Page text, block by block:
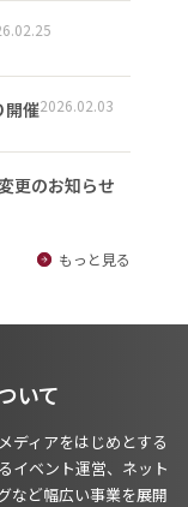
開催2026.02.03
更のお知らせ
もっと見る
いて
ディアをはじめとする
イベント運営、ネット
など幅広い事業を展開